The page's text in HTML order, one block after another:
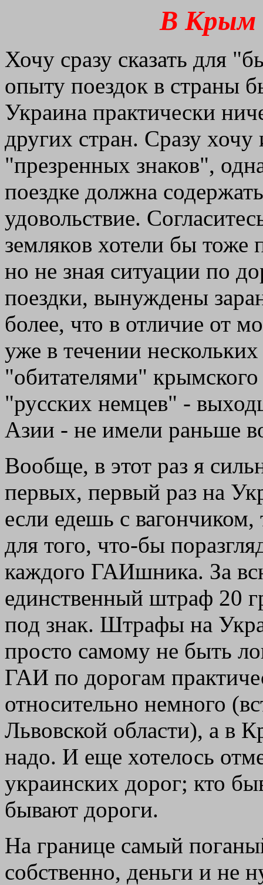
В Крым
Хочу сразу сказать для
опыту поездок в страны
Украина практически
других стран. Сразу хочу
"презренных знаков",
поездке должна
удовольствие.
земляков хотели бы
но не зная ситуации по
поездки, вынуждены
более, что в отличие от
уже в течении
"обитателями" крымского
"русских немцев" -
Азии - не имели раньше
Вообще, в этот раз я
первых, первый раз на
если едешь с вагончиком,
для того, что-бы
каждого ГАИшника. За
единственный штраф 20
под знак. Штрафы на
просто самому не быть
ГАИ по дорогам
относительно немного
Львовской области), а в
надо. И ещe хотелось
украинских дорог; кто
бывают дороги.
На границе самый
собственно, деньги и не